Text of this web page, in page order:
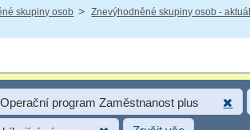
skupiny osob / Znevýhodněné skupiny osob -
program Zaměstnanost plus